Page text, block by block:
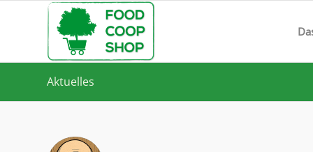
Aktuelles